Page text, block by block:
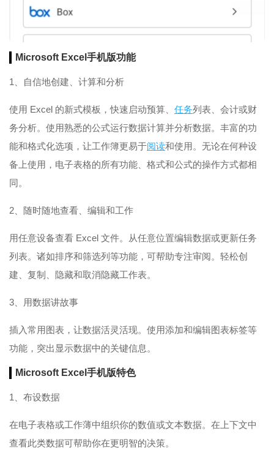
Microsoft Excel手机版功能
1、自信地创建、计算和分析
使用 Excel 的新式模板，快速启动预算、 任务列表、会计或财
务分析。使用熟悉的公式运行数据计算并分析数据。丰富的功
能和格式化选项，让工作簿更易于阅读和使用。无论在何种设
备上使用，电子表格的所有功能、格式和公式的操作方式都相
同。
2、随时随地查看、编辑和工作
用任意设备查看 Excel 文件。从任意位置编辑数据或更新任务
列表。诸如排序和筛选列等功能，可帮助专注审阅。轻松创
建、复制、隐藏和取消隐藏工作表。
3、用数据讲故事
插入常用图表，让数据活灵活现。使用添加和编辑图表标签等
功能，突出显示数据中的关键信息。
Microsoft Excel手机版特色
1、布设数据
在电子表格或工作薄中组织你的数值或文本数据。在上下文中
查看此类数据可帮助你在更明智的决策。